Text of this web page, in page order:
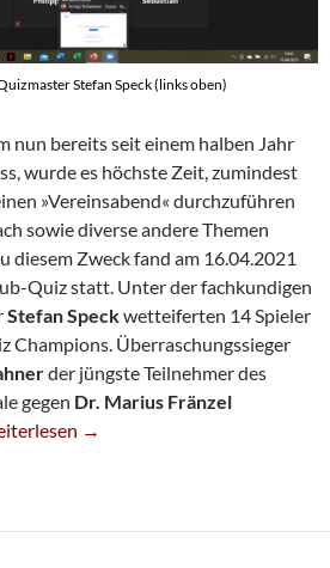
Stefan Speck (links oben)
nun bereits seit einem halben Jahr
wurde es höchste Zeit, zumindest
»Vereinsabend« durchzuführen
sowie diverse andere Themen
diesem Zweck fand am 16.04.2021
Quiz statt. Unter der fachkundigen
Stefan Speckwetteiferten 14 Spieler
Champions. Überraschungssieger
der jüngste Teilnehmer des
gegen Dr. Marius Fränzel
Hahner Gewinnt Das Erste
→